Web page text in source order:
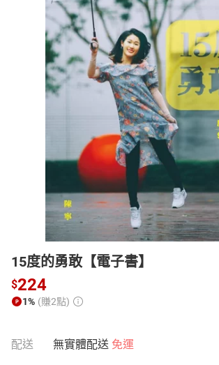
居家生活 3C家電 運動休閒
女裝 男裝 化妝保養
電子/紙本書
HOT
15度的勇敢【電子書】
$224
1% (賺2點)
配送 無實體配送 免運